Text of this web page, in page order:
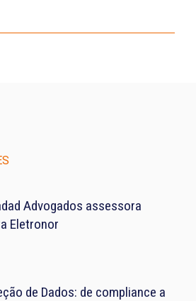
Advogados assessora
Eletronor
de Dados: de compliance a